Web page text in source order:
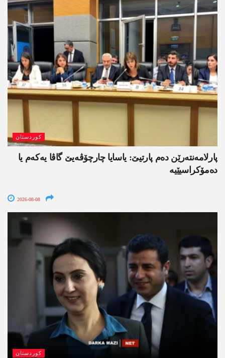
کوردستان
پارلامەنتەرێن دەم پارتیێ: یاسایا چارچۆڤەیێ گاڤا یەکەم یا
دەمۆکراسیێیە
2026-08-08
کوردستان